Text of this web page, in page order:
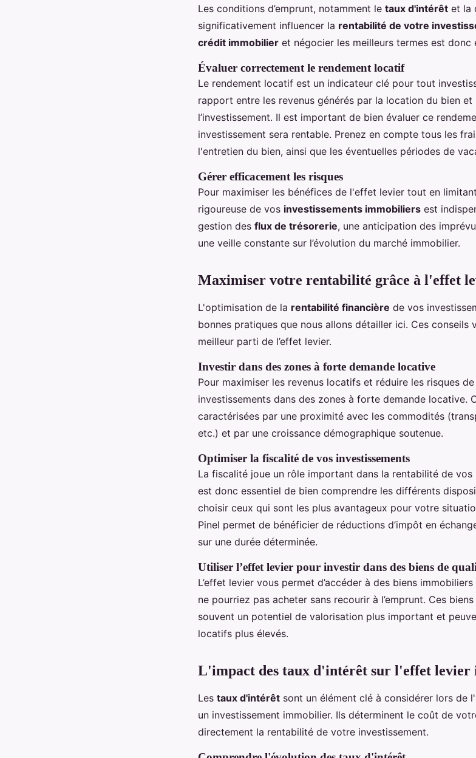
Les conditions d’emprunt, notamment le taux d'intérêt et la
significativement influencer la rentabilité de votre
crédit immobilier et négocier les meilleurs termes est donc
Évaluer correctement le rendement locatif
Le rendement locatif est un indicateur clé pour tout
rapport entre les revenus générés par la location du bien
l’investissement. Il est important de bien évaluer ce
investissement sera rentable. Prenez en compte tous les
l'entretien du bien, ainsi que les éventuelles périodes de
Gérer efficacement les risques
Pour maximiser les bénéfices de l'effet levier tout en
rigoureuse de vos investissements immobiliers est
gestion des flux de trésorerie, une anticipation des
une veille constante sur l’évolution du marché immobilier.
Maximiser votre rentabilité grâce à l'effet
L'optimisation de la rentabilité financière de vos
bonnes pratiques que nous allons détailler ici. Ces
meilleur parti de l’effet levier.
Investir dans des zones à forte demande locative
Pour maximiser les revenus locatifs et réduire les risques
investissements dans des zones à forte demande locative.
caractérisées par une proximité avec les commodités
etc.) et par une croissance démographique soutenue.
Optimiser la fiscalité de vos investissements
La fiscalité joue un rôle important dans la rentabilité de vos
est donc essentiel de bien comprendre les différents
choisir ceux qui sont les plus avantageux pour votre
Pinel permet de bénéficier de réductions d’impôt en
sur une durée déterminée.
Utiliser l’effet levier pour investir dans des biens de
L’effet levier vous permet d’accéder à des biens
ne pourriez pas acheter sans recourir à l’emprunt. Ces
souvent un potentiel de valorisation plus important et
locatifs plus élevés.
L'impact des taux d'intérêt sur l'effet
Les taux d'intérêt sont un élément clé à considérer lors de
un investissement immobilier. Ils déterminent le coût de
directement la rentabilité de votre investissement.